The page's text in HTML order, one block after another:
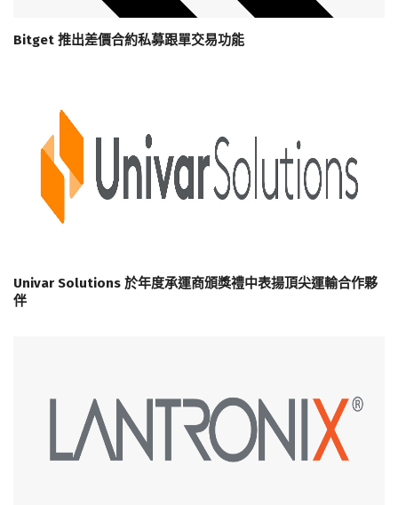
Bitget 推出差價合約私募跟單交易功能
Univar Solutions 於年度承運商頒獎禮中表揚頂尖運輸合作夥
伴